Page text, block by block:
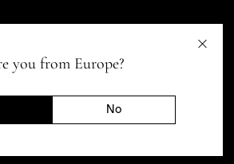
you from Europe?
No